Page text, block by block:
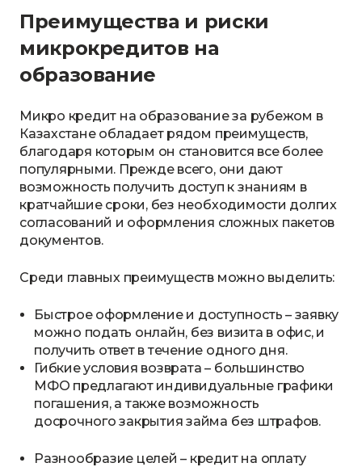
Преимущества и риски
микрокредитов на
образование
Микро кредит на образование за рубежом в
Казахстане обладает рядом преимуществ,
благодаря которым он становится все более
популярными. Прежде всего, они дают
возможность получить доступ к знаниям в
кратчайшие сроки, без необходимости долгих
согласований и оформления сложных пакетов
документов.
Среди главных преимуществ можно выделить:
Быстрое оформление и доступность – заявку
можно подать онлайн, без визита в офис, и
получить ответ в течение одного дня.
Гибкие условия возврата – большинство
МФО предлагают индивидуальные графики
погашения, а также возможность
досрочного закрытия займа без штрафов.
Разнообразие целей – кредит на оплату